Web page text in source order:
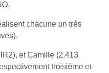
chacune un très
et Camille (2.413
troisième et